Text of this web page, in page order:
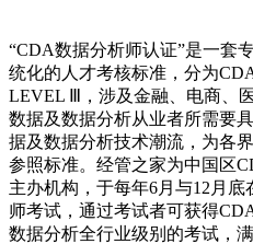
“CDA数据分析师认证”是一套
统化的人才考核标准，分为
LEVEL Ⅲ，涉及金融、电商、
数据及数据分析从业者所需要
据及数据分析技术潮流，为各
参照标准。经管之家为中国区
主办机构，于每年6月与12月
师考试，通过考试者可获得
数据分析全行业级别的考试，